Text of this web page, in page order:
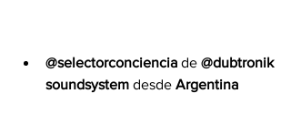
@selectorconciencia de @dubtronik
soundsystem desde Argentina